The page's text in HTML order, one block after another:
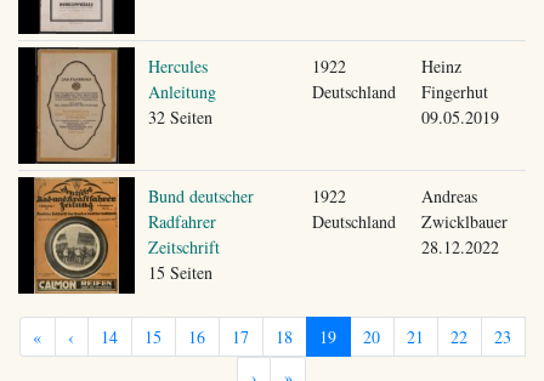
Hercules
Anleitung
32 Seiten
1922
Deutschland
Heinz
Fingerhut
09.05.2019
Bund deutscher
Radfahrer
Zeitschrift
15 Seiten
1922
Deutschland
Andreas
Zwicklbauer
28.12.2022
« ‹ 14 15 16 17 18 19 20 21 22
23
›
»